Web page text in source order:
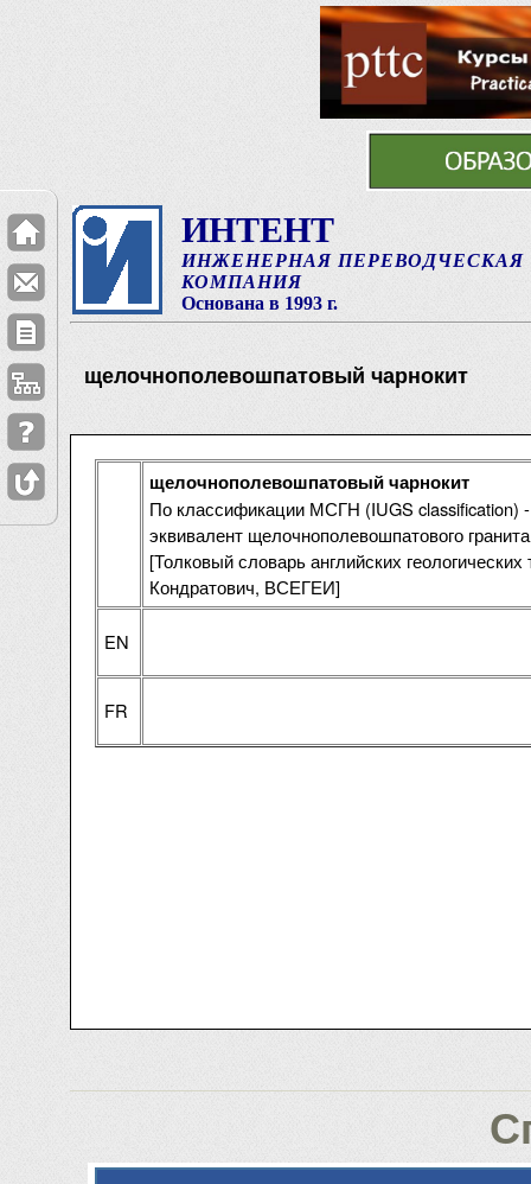
ИНТЕНТ
ИНЖЕНЕРНАЯ ПЕРЕВОДЧЕСКАЯ
КОМПАНИЯ
Основана в 1993 г.
щелочнополевошпатовый чарнокит
щелочнополевошпатовый чарнокит
По классификации МСГН (IUGS classification)
эквивалент щелочнополевошпатового
[Толковый словарь английских
Кондратович, ВСЕГЕИ]
EN
FR